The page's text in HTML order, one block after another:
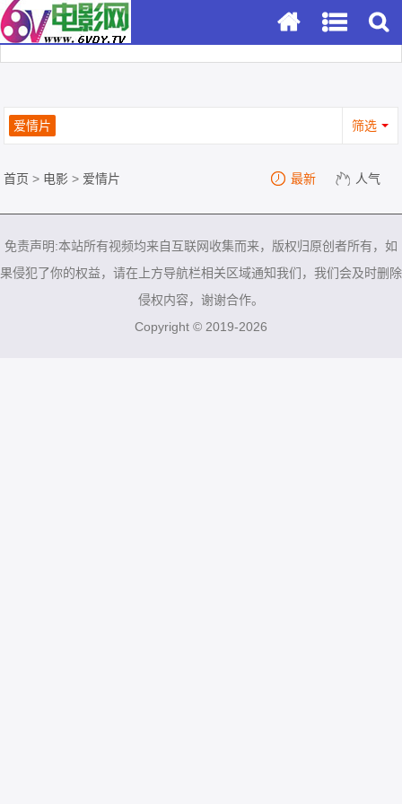
爱情片 筛选
首页 > 电影 > 爱情片 最新 人气
免责声明:本站所有视频均来自互联网收集而来，版权归原创者所有，如
果侵犯了你的权益，请在上方导航栏相关区域通知我们，我们会及时删除
侵权内容，谢谢合作。
Copyright © 2019-2026